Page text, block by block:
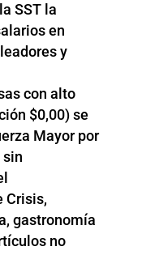
SST la
en
y
con alto
$0,00) se
Mayor por
sin
Crisis,
gastronomía
no